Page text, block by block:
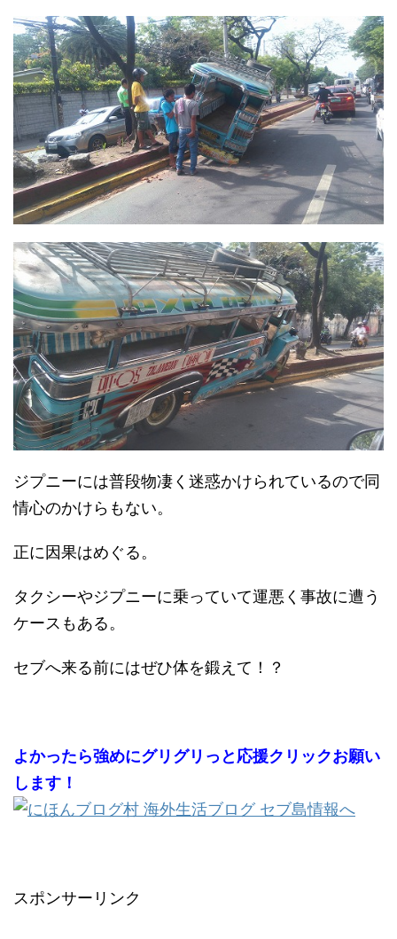
ジプニーには普段物凄く迷惑かけられているので同
情心のかけらもない。
正に因果はめぐる。
タクシーやジプニーに乗っていて運悪く事故に遭う
ケースもある。
セブへ来る前にはぜひ体を鍛えて！？
よかったら強めにグリグリっと応援クリックお願い
します！
スポンサーリンク